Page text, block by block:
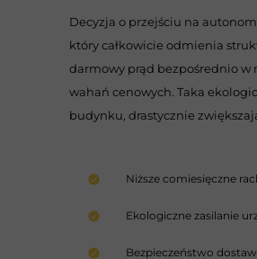
Bezpieczeństwo
Ekologiczne zasilanie
Niższe comiesięczne
Decyzja o przejściu na
który całkowicie odmienia
darmowy prąd bezpośrednio w
wahań cenowych. Taka
budynku, drastycznie